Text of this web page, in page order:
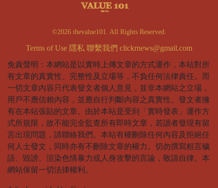
©2026 thevalue101. All Rights Reserved.
Terms of Use 隱私 聯繫我們 clickrnews@gmail.com
免責聲明：本網站是以實時上傳文章的方式運作，本站對所
有文章的真實性、完整性及立場等，不負任何法律責任。而
一切文章內容只代表發文者個人意見，並非本網站之立場，
用戶不應信賴內容，並應自行判斷內容之真實性。發文者擁
有在本站張貼的文章。由於本站是受到「實時發表」運作方
式所規限，故不能完全監查所有即時文章，若讀者發現有留
言出現問題，請聯絡我們。本站有權刪除任何內容及拒絕任
何人士發文，同時亦有不刪除文章的權力。切勿撰寫粗言穢
語、毀謗、渲染色情暴力或人身攻擊的言論，敬請自律。本
網站保留一切法律權利。